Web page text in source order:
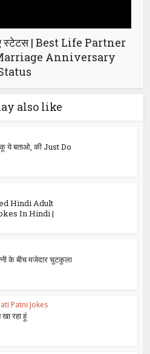
स्टेटस | Best Life Partner
Anniversary
also like
ये बताओ, की Just Do
Hindi Adult
In Hindi |
के बीच मजेदार चुटकुला
Patni Jokes
खा रहा हूं